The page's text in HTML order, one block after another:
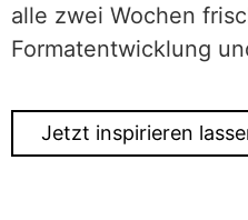
alle zwei Wochen
Formatentwicklung
Jetzt inspirieren